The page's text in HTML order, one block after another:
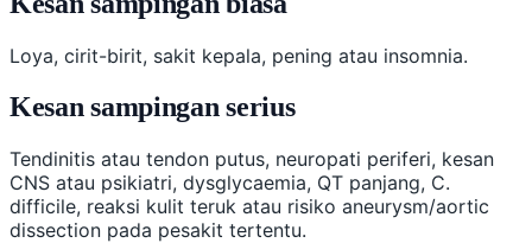
Loya, cirit-birit, sakit kepala, pening atau insomnia.
Kesan sampingan serius
Tendinitis atau tendon putus, neuropati periferi, kesan
CNS atau psikiatri, dysglycaemia, QT panjang, C.
difficile, reaksi kulit teruk atau risiko aneurysm/aortic
dissection pada pesakit tertentu.